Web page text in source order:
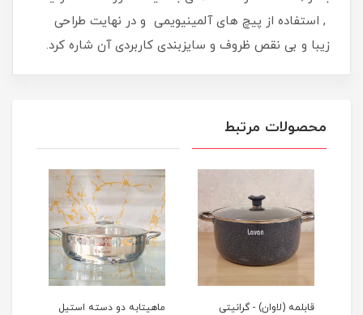
, استفاده از پیچ های آلمینیویمی و در نهایت طراحی
زیبا و بی نقص ظروف و سایزبندی کاربردی آن شاره کرد.
محصولات مرتبط
قابلمه (لاوان) - گرانیتی
ماهیتابه دو دسته استیل